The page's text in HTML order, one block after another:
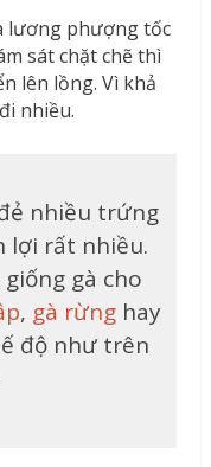
lương phượng tốc
sát chặt chẽ thì
lên lồng. Vì khả
nhiều.
nhiều trứng
lợi rất nhiều.
gà cho
, gà rừnghay
độ như trên